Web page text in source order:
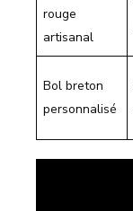
rouge
artisanal
Bol breton
personnalisé